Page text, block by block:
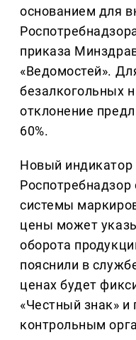
основанием для
приказа
«Ведомостей».
безалкогольных
отклонение
60%.
Новый индикатор
системы
цены может
оборота
пояснили в
ценах будет
«Честный знак» и
контрольным